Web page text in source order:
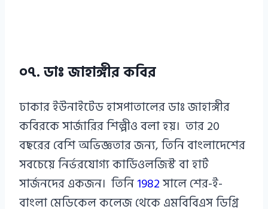
০৭. ডাঃ জাহাঙ্গীর কবির
ঢাকার ইউনাইটেড হাসপাতালের ডাঃ জাহাঙ্গীর
কবিরকে সার্জারির শিল্পীও বলা হয়। তার 20
বছরের বেশি অভিজ্ঞতার জন্য, তিনি বাংলাদেশের
সবচেয়ে নির্ভরযোগ্য কার্ডিওলজিস্ট বা হার্ট
সার্জনদের একজন। তিনি1982সালে শের-ই-
বাংলা মেডিকেল কলেজ থেকে এমবিবিএস ডিগ্রি